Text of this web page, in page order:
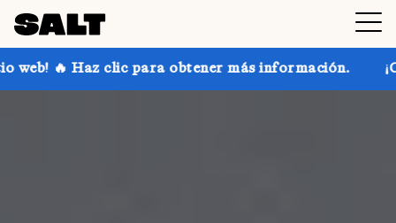
obtener más información. ¡Consigue hasta un